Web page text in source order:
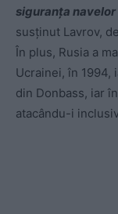
siguranţa navelor
susținut Lavrov,
În plus, Rusia a
Ucrainei, în 1994,
din Donbass, iar
atacându-i